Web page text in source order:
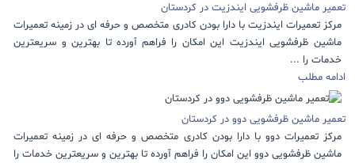
تعمیر ماشین ظرفشویی ایندزیت در کردستان
مرکز تعمیرات ایندزیت با دارا بودن کادری متخصص و حرفه ای در زمینه تعمیرات
ماشین ظرفشویی ایندزیت این امکان را فراهم آورده تا بهترین و سریعترین
خدمات را ...
ادامه مطلب
تعمیر ماشین ظرفشویی دوو در کردستان
مرکز تعمیرات دوو با دارا بودن کادری متخصص و حرفه ای در زمینه تعمیرات
ماشین ظرفشویی دوو این امکان را فراهم آورده تا بهترین و سریعترین خدمات را